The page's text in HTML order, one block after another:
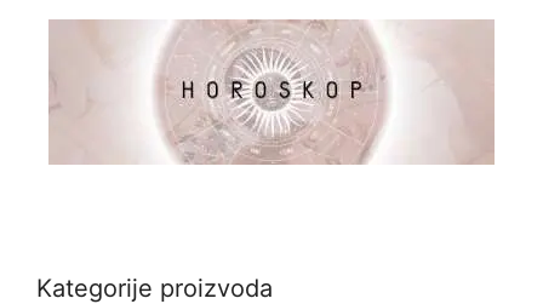
Kategorije proizvoda